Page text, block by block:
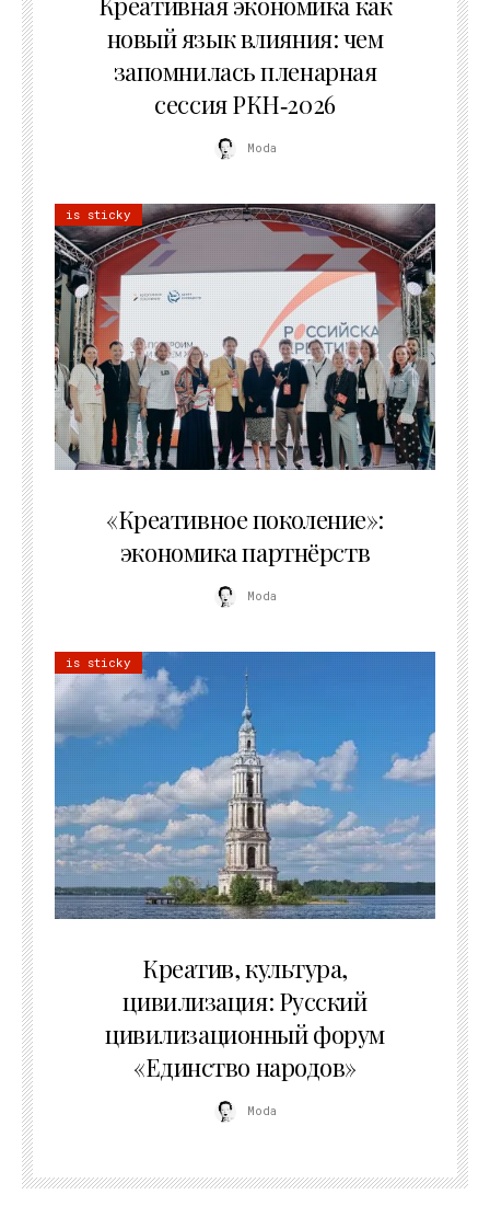
новый язык влияния: чем
запомнилась пленарная
сессия РКН‑2026
Moda
is sticky
«Креативное поколение»:
экономика партнёрств
Moda
is sticky
Креатив, культура,
цивилизация: Русский
цивилизационный форум
«Единство народов»
Moda